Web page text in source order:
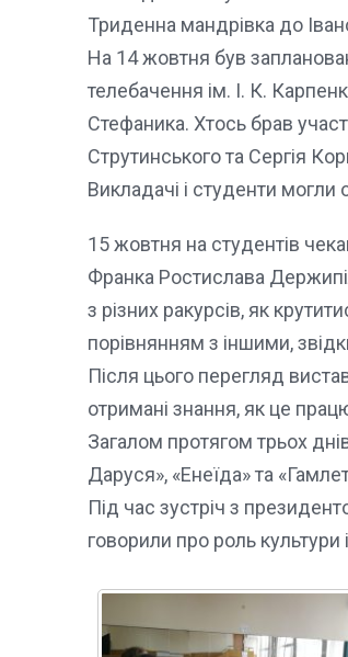
Триденна мандрівка до
На 14 жовтня був
телебачення ім. І. К.
Стефаника. Хтось брав
Струтинського та Сергія
Викладачі і студенти могли
15 жовтня на студентів
Франка Ростислава
з різних ракурсів, як
порівнянням з іншими,
Після цього перегляд
отримані знання, як це
Загалом протягом трьох
Даруся», «Енеїда» та
Під час зустріч з
говорили про роль культури